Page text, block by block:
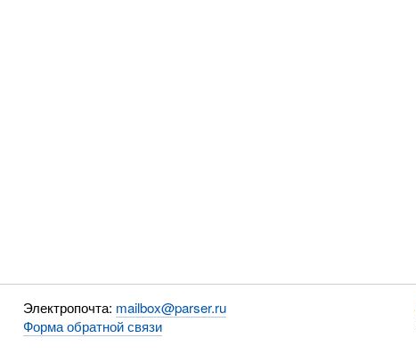
Электропочта: mailbox@parser.ru
Форма обратной связи